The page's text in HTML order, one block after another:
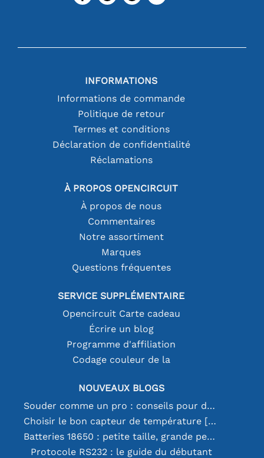
INFORMATIONS
Informations de commande
Politique de retour
Termes et conditions
Déclaration de confidentialité
Réclamations
À PROPOS OPENCIRCUIT
À propos de nous
Commentaires
Notre assortiment
Marques
Questions fréquentes
SERVICE SUPPLÉMENTAIRE
Opencircuit Carte cadeau
Écrire un blog
Programme d'affiliation
Codage couleur de la
NOUVEAUX BLOGS
Souder comme un pro : conseils pour des connexions électroniques parfaites
Choisir le bon capteur de température [youtube]
Batteries 18650 : petite taille, grande performance
Protocole RS232 : le guide du débutant